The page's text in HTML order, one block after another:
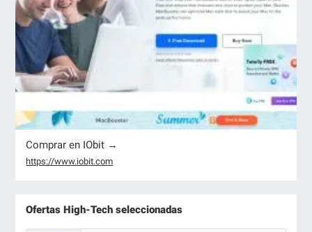
Comprar en IObit →
https://www.iobit.com
Ofertas High-Tech seleccionadas